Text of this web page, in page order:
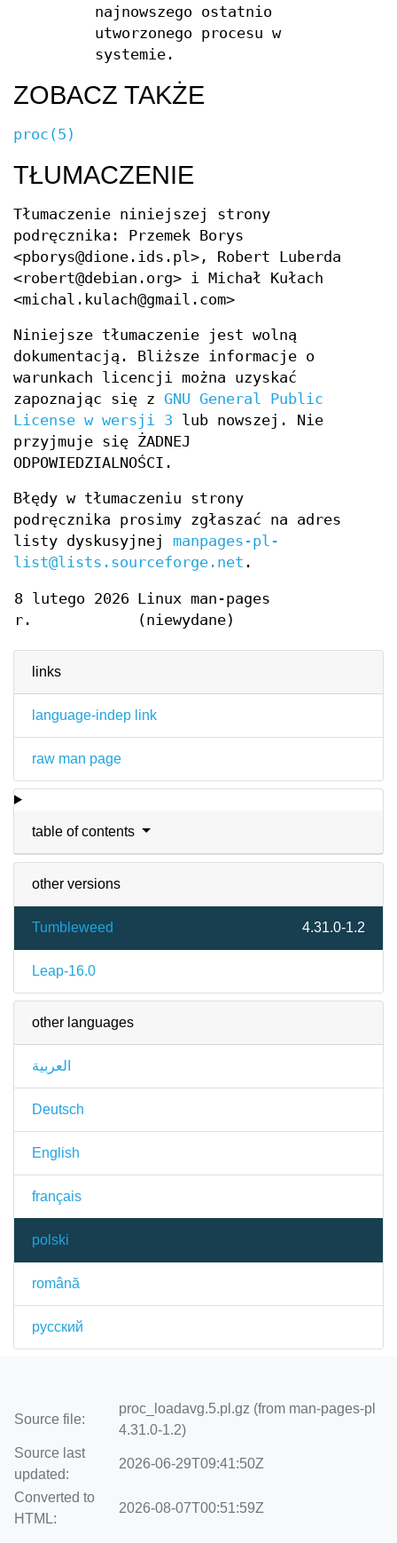
links
language-indep link
raw man page
table of contents
other versions
Tumbleweed 4.31.0-1.2
Leap-16.0
other languages
العربية
Deutsch
English
français
polski
română
русский
najnowszego ostatnio
utworzonego procesu w
systemie.
ZOBACZ TAKŻE
proc(5)
TŁUMACZENIE
Tłumaczenie niniejszej strony
podręcznika: Przemek Borys
<pborys@dione.ids.pl>, Robert Luberda
<robert@debian.org> i Michał Kułach
<michal.kulach@gmail.com>
Niniejsze tłumaczenie jest wolną
dokumentacją. Bliższe informacje o
warunkach licencji można uzyskać
zapoznając się z GNU General Public
License w wersji 3 lub nowszej. Nie
przyjmuje się ŻADNEJ
ODPOWIEDZIALNOŚCI.
Błędy w tłumaczeniu strony
podręcznika prosimy zgłaszać na adres
listy dyskusyjnej manpages-pl-
list@lists.sourceforge.net .
8 lutego 2026
r.
Linux man-pages
(niewydane)
Source file:
proc_loadavg.5.pl.gz (from man-pages-pl
4.31.0-1.2)
Source last
updated:
2026-06-29T09:41:50Z
Converted to
HTML:
2026-08-07T00:51:59Z